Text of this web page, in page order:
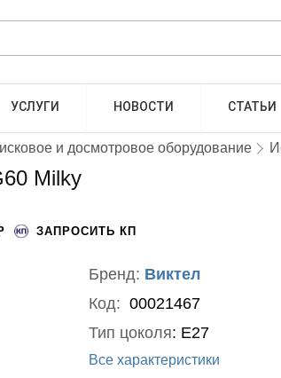
УСЛУГИ НОВОСТИ СТАТЬИ
и досмотровое оборудование
Milky
ЗАПРОСИТЬ КП
Бренд: Виктел
Код: 00021467
Тип цоколя: E27
Все характеристики